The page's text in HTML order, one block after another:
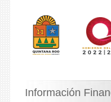
Información